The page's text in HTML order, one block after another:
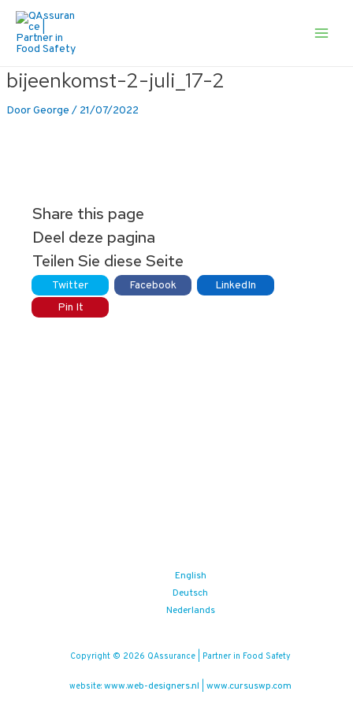
naar
bijeenkomst-2-juli_17-2
DoorGeorge / 21/07/2022
Share this page
Deel deze pagina
Teilen Sie diese Seite
Twitter Facebook
LinkedIn
Pin It
English
Deutsch
Nederlands
Copyright © 2026 QAssurance | Partner in Food Safety
website: www.web-designers.nl www.cursuswp.com